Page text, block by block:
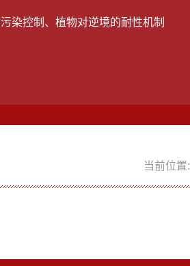
染控制、植物对逆境的耐性机制
当前位置: